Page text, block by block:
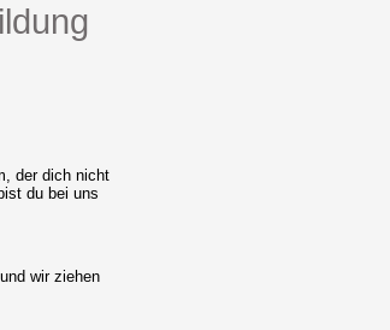
der dich nicht
du bei uns
wir ziehen